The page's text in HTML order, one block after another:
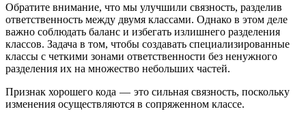
Обратите внимание, что мы улучшили связность, разделив
ответственность между двумя классами. Однако в этом деле
важно соблюдать баланс и избегать излишнего разделения
классов. Задача в том, чтобы создавать специализированные
классы с четкими зонами ответственности без ненужного
разделения их на множество небольших частей.
Признак хорошего кода — это сильная связность, поскольку
изменения осуществляются в сопряженном классе.